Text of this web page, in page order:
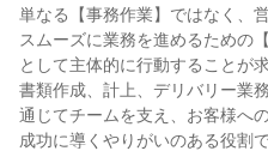
単なる【事務作業】ではなく、
スムーズに業務を進めるための【
として主体的に行動することが
書類作成、計上、デリバリー業
通じてチームを支え、お客様へ
成功に導くやりがいのある役割で